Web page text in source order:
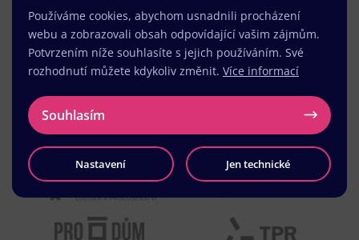
Používáme cookies, abychom usnadnili procházení
webu a zobrazovali obsah odpovídající vašim zájmům.
Potvrzením níže souhlasíte s jejich používáním. Své
rozhodnutí můžete kdykoliv změnit. Více informací
Souhlasím
Nastavení Jen technické